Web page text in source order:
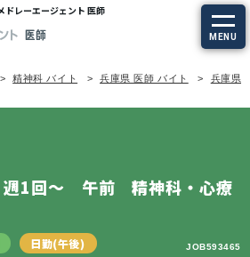
ドレーエージェント 医師
MENU
精神科 バイト 兵庫県 医師 バイト 兵庫県/
1回～ 午前 精神科・心療
日勤(午後) JOB593465